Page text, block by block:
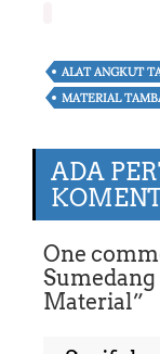
ALAT ANGKUT
MATERIAL
ADA
One
Material”